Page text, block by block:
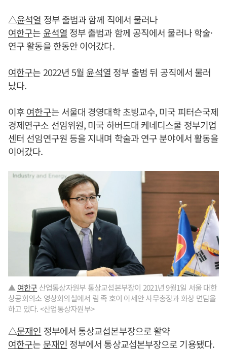
△윤석열 정부 출범과 함께 직에서 물러나
여한구는 윤석열 정부 출범과 함께 공직에서 물러나 학술·
연구 활동을 한동안 이어갔다.
여한구는 2022년 5월 윤석열 정부 출범 뒤 공직에서 물러
났다.
이후여한구는 서울대 경영대학 초빙교수, 미국 피터슨국제
경제연구소 선임위원, 미국 하버드대 케네디스쿨 정부기업
센터 선임연구원 등을 지내며 학술과 연구 분야에서 활동을
이어갔다.
▲ 여한구 산업통상자원부 통상교섭본부장이 2021년 9월1일 서울 대한
상공회의소 영상회의실에서 림 족 호이 아세안 사무총장과 화상 면담을
하고 있다. <산업통상자원부>
△문재인 정부에서 통상교섭본부장으로 활약
여한구는 문재인 정부에서 통상교섭본부장으로 기용됐다.